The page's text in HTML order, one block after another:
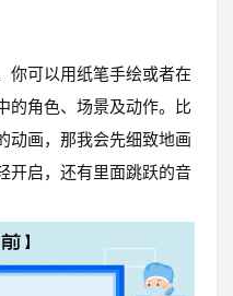
你可以用纸笔手绘或者在
的角色、场景及动作。比
动画，那我会先细致地画
开启，还有里面跳跃的音